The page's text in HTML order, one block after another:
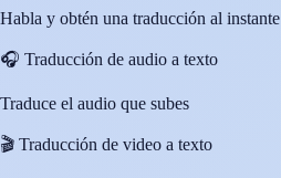
Habla y obtén una traducción al instante
🎧 Traducción de audio a texto
Traduce el audio que subes
🎬 Traducción de video a texto